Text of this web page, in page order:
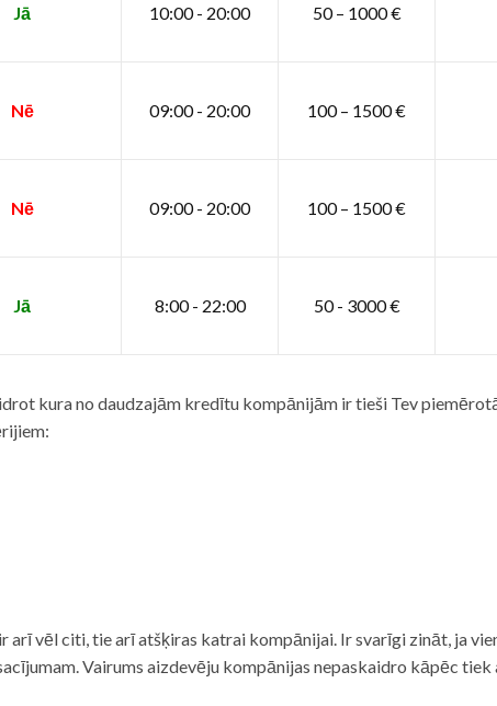
Jā 10:00 - 20:00 50 – 1000 €
Nē 09:00 - 20:00 100 – 1500 €
Nē 09:00 - 20:00 100 – 1500 €
Jā 8:00 - 22:00 50 - 3000 €
kura no daudzajām kredītu kompānijām ir tieši Tev
vēl citi, tie arī atšķiras katrai kompānijai. Ir svarīgi zināt, ja
Vairums aizdevēju kompānijas nepaskaidro kāpēc